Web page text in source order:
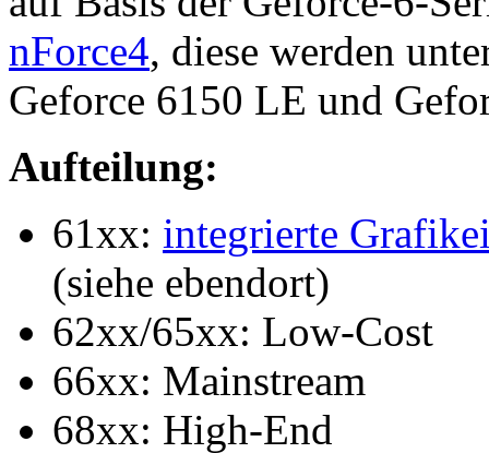
nForce4, diese werden
Geforce 6150 LE und
Aufteilung:
61xx: integrierte
(siehe ebendort)
62xx/65xx: Low-Cost
66xx: Mainstream
68xx: High-End